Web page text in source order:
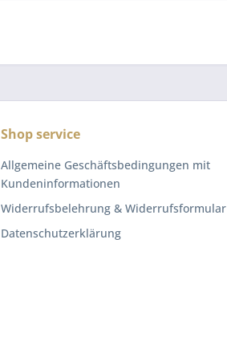
Shop service
Allgemeine Geschäftsbedingungen mit
Kundeninformationen
Widerrufsbelehrung & Widerrufsformular
Datenschutzerklärung